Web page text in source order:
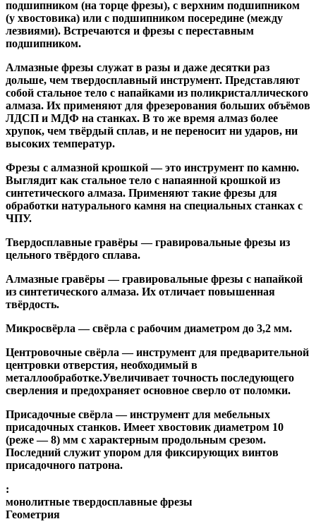
подшипником (на торце фрезы), с верхним подшипником
(у хвостовика) или с подшипником посередине (между
лезвиями). Встречаются и фрезы с переставным
подшипником.
Алмазные фрезы служат в разы и даже десятки раз
дольше, чем твердосплавный инструмент. Представляют
собой стальное тело с напайками из поликристаллического
алмаза. Их применяют для фрезерования больших объёмов
ЛДСП и МДФ на станках. В то же время алмаз более
хрупок, чем твёрдый сплав, и не переносит ни ударов, ни
высоких температур.
Фрезы с алмазной крошкой— это инструмент по камню.
Выглядит как стальное тело с напаянной крошкой из
синтетического алмаза. Применяют такие фрезы для
обработки натурального камня на специальных станках с
ЧПУ.
Твердосплавные гравёры — гравировальные фрезы из
цельного твёрдого сплава.
Алмазные гравёры — гравировальные фрезы с напайкой
из синтетического алмаза. Их отличает повышенная
твёрдость.
Микросвёрла — свёрла с рабочим диаметром до 3,2 мм.
Центровочные свёрла — инструмент для предварительной
центровки отверстия, необходимый в
металлообработке.Увеличивает точность последующего
сверления и предохраняет основное сверло от поломки.
Присадочные свёрла — инструмент для мебельных
присадочных станков. Имеет хвостовик диаметром 10
(реже — 8) мм с характерным продольным срезом.
Последний служит упором для фиксирующих винтов
присадочного патрона.
:
монолитные твердосплавные фрезы
Геометрия